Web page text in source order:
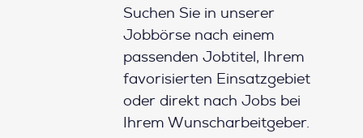
Suchen Sie in unserer
Jobbörse nach einem
passenden Jobtitel, Ihrem
favorisierten Einsatzgebiet
oder direkt nach Jobs bei
Ihrem Wunscharbeitgeber.